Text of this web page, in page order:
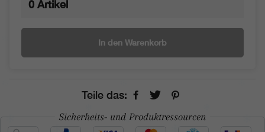
0 Artikel
In den Warenkorb
Teile das:
Sicherheits- und Produktressourcen